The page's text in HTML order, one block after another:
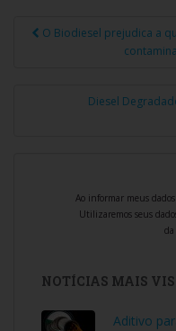
Navegação
O Biodiesel prejudica a
Diesel
Ao informar meus
Utilizaremos seus
da
NOTÍCIAS MAIS
Aditivo